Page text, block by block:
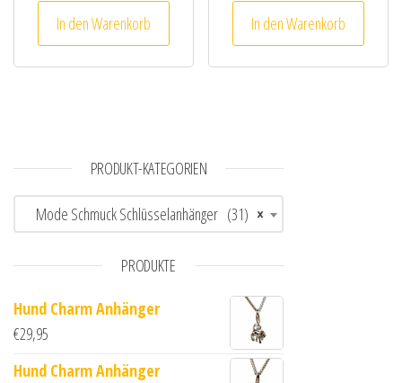
In den Warenkorb In den Warenkorb
PRODUKT-KATEGORIEN
×
Mode Schmuck Schlüsselanhänger (31)
PRODUKTE
Hund Charm Anhänger
€29,95
Hund Charm Anhänger